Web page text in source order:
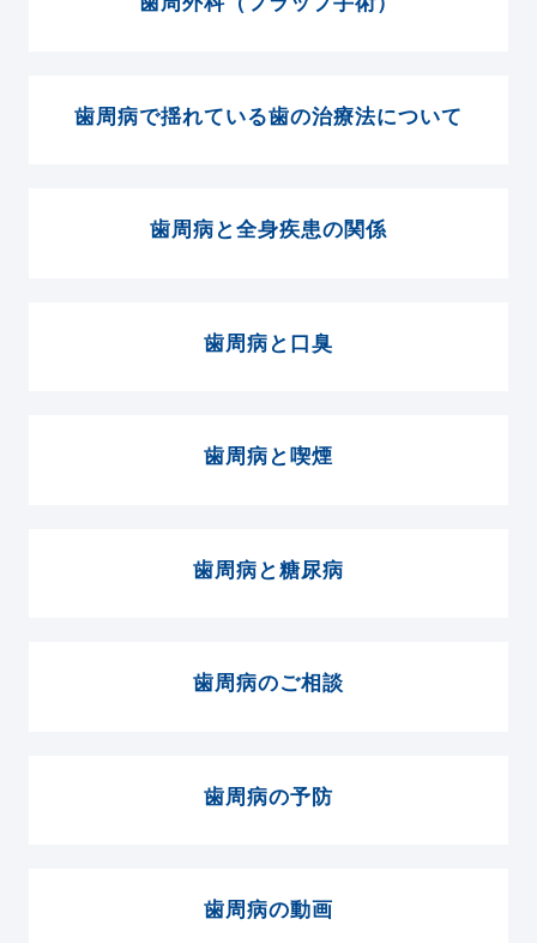
歯周病で揺れている歯の治療法について
歯周病と全身疾患の関係
歯周病と口臭
歯周病と喫煙
歯周病と糖尿病
歯周病のご相談
歯周病の予防
歯周病の動画